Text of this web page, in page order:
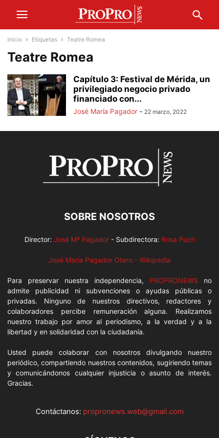
Inicio Etiquetas Teatre Romea
Teatre Romea
Capítulo 3: Festival de Mérida, un
privilegiado negocio privado
financiado con...
José María Pagador - 22 marzo, 2022
SOBRE NOSOTROS
Director: José Mª Pagador- Subdirectora: Rosa Puch
José María Pagador Otero - Wikipedia
Para preservar nuestra independencia, PROPRONEWS no
admite publicidad ni subvenciones o ayudas públicas o
privadas. Ninguno de nuestros directivos, redactores y
colaboradores percibe remuneración alguna. Realizamos
nuestro trabajo por amor al periodismo, a la verdad y a la
libertad y en solidaridad con la ciudadanía.
Usted puede colaborar con nosotros divulgando nuestro
periódico, compartiendo nuestros contenidos, sugiriendo temas
y comunicándonos cualquier injusticia o asunto de interés.
Gracias.
Contáctanos: propronews.web@gmail.com